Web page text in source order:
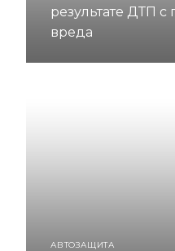
результате ДТП
вреда
АВТОЗАЩИТА